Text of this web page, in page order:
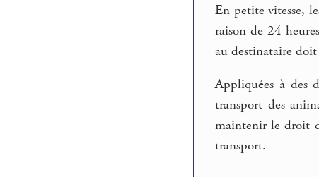
En petite vitesse,
raison de 24
au destinataire
Appliquées à des
transport des
maintenir le droit
transport.